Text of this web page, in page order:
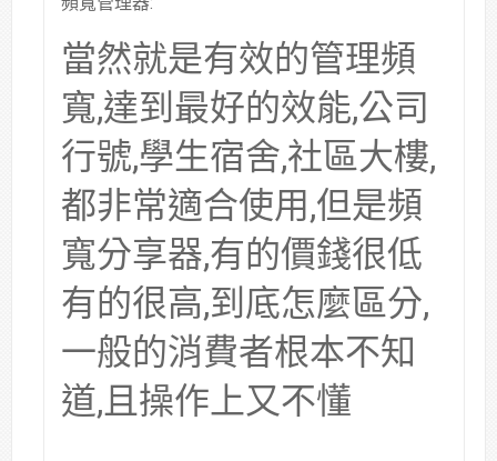
當然就是有效的管理頻
寬,達到最好的效能,公司
行號,學生宿舍,社區大樓,
都非常適合使用,但是頻
寬分享器,有的價錢很低
有的很高,到底怎麼區分,
一般的消費者根本不知
道,且操作上又不懂